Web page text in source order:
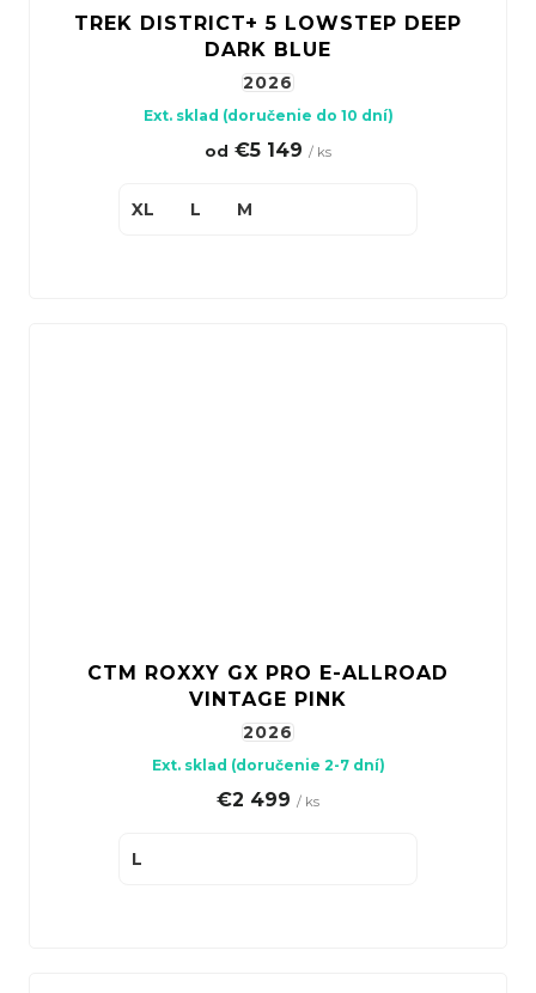
TREK DISTRICT+ 5 LOWSTEP DEEP
DARK BLUE
2026
Ext. sklad (doručenie do 10 dní)
od €5 149 / ks
XL L M
CTM ROXXY GX PRO E-ALLROAD
VINTAGE PINK
2026
Ext. sklad (doručenie 2-7 dní)
€2 499 / ks
L